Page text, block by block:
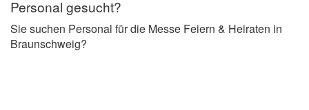
Personal gesucht?
Sie suchen Personal für die Messe Feiern & Heiraten in
Braunschweig?